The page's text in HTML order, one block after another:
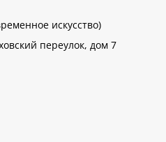
искусство)
переулок, дом 7